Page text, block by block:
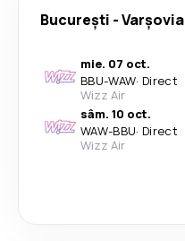
București -Varşovia
mie. 07 oct.
BBU-WAW· Direct
Wizz Air
sâm. 10 oct.
WAW-BBU· Direct
Wizz Air